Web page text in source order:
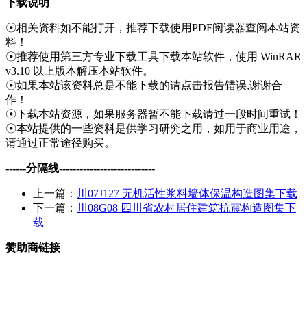
☉相关资料如不能打开，推荐下载使用PDF阅读器查阅本站资
料！
☉推荐使用第三方专业下载工具下载本站软件，使用 WinRAR
v3.10 以上版本解压本站软件。
☉如果本站该资料总是不能下载的请点击报告错误,谢谢合
作！
☉下载本站资源，如果服务器暂不能下载请过一段时间重试！
☉本站提供的一些资料是供学习研究之用，如用于商业用途，
请通过正常途径购买。
------分隔线----------------------------
上一篇： 川07J127 无机活性浆料墙体保温构造图集下载
下一篇： 川08G08 四川省农村居住建筑抗震构造图集下
载
赞助商链接